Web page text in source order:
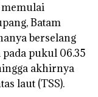
memulai
Batam
berselang
pukul 06.35
akhirnya
laut (TSS).